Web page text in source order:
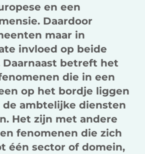
en een
Daardoor
maar in
invloed op beide
Daarnaast betreft het
die in een
op het bordje liggen
de ambtelijke diensten
Het zijn met andere
fenomenen die zich
één sector of domein,